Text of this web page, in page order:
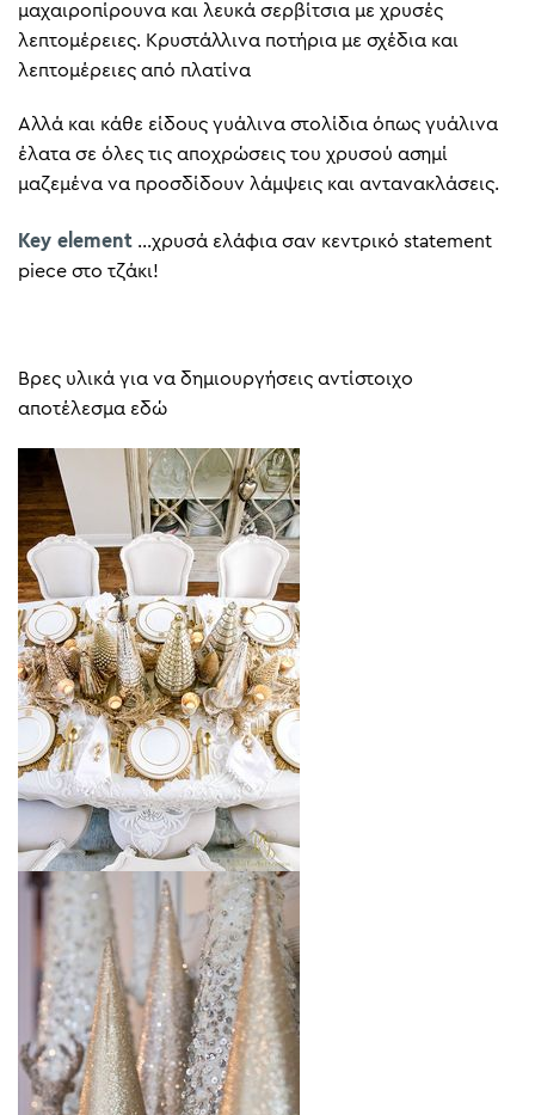
μαχαιροπίρουνα και λευκά σερβίτσια με χρυσές
λεπτομέρειες. Κρυστάλλινα ποτήρια με σχέδια και
λεπτομέρειες από πλατίνα
Αλλά και κάθε είδους γυάλινα στολίδια όπως γυάλινα
έλατα σε όλες τις αποχρώσεις του χρυσού ασημί
μαζεμένα να προσδίδουν λάμψεις και αντανακλάσεις.
Key element …χρυσά ελάφια σαν κεντρικό statement
piece στο τζάκι!
Βρες υλικά για να δημιουργήσεις αντίστοιχο
αποτέλεσμα εδώ